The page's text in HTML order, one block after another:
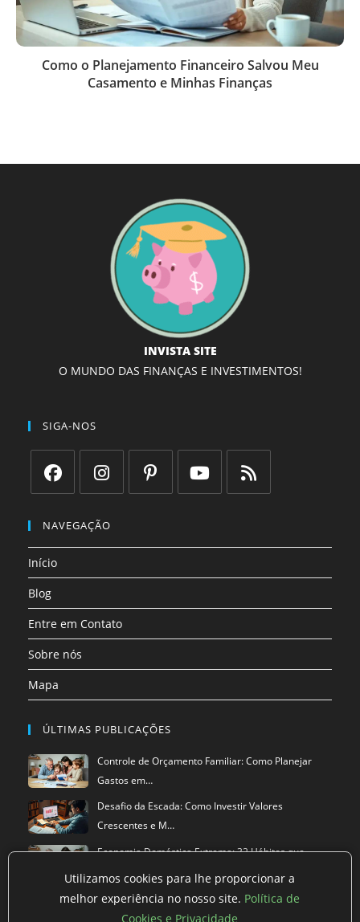
Como o Planejamento Financeiro Salvou Meu
Casamento e Minhas Finanças
INVISTA SITE
O MUNDO DAS FINANÇAS E INVESTIMENTOS!
SIGA-NOS
em
nova
aba
em
aba
aba
aba
aba
NAVEGAÇÃO
Início
Blog
Entre em Contato
Sobre nós
Mapa
ÚLTIMAS PUBLICAÇÕES
Controle de Orçamento Familiar: Como Planejar
Gastos em…
Desafio da Escada: Como Investir Valores
Crescentes e M…
Economia Doméstica Extrema: 32 Hábitos que
Reduzem Dras…
Utilizamos cookies para lhe proporcionar a
melhor experiência no nosso site. Política de
Cookies e Privacidade